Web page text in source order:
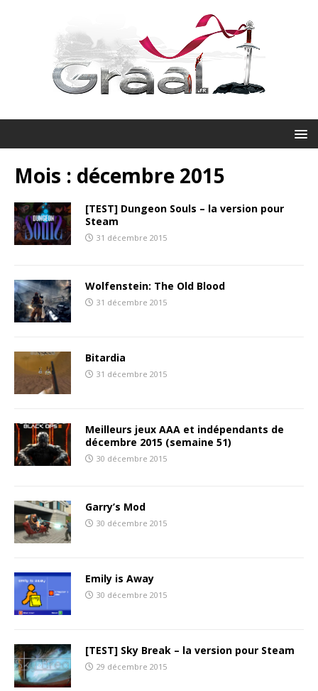
Mois : décembre 2015
[TEST] Dungeon Souls – la version pour
Steam
31 décembre 2015
Wolfenstein: The Old Blood
31 décembre 2015
Bitardia
31 décembre 2015
Meilleurs jeux AAA et indépendants de
décembre 2015 (semaine 51)
30 décembre 2015
Garry’s Mod
30 décembre 2015
Emily is Away
30 décembre 2015
[TEST] Sky Break – la version pour Steam
29 décembre 2015